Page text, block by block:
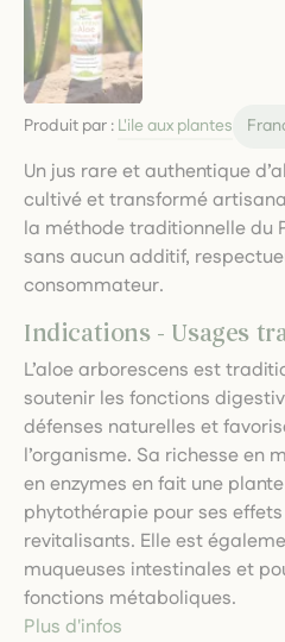
Produit par : L'ile aux plantes
Un jus rare et authentique
cultivé et transformé
la méthode traditionnelle du
sans aucun additif,
consommateur.
Indications - Usages
L’aloe arborescens est
soutenir les fonctions
défenses naturelles et
l’organisme. Sa richesse en
en enzymes en fait une
phytothérapie pour ses
revitalisants. Elle est
muqueuses intestinales et
fonctions métaboliques.
Plus d'infos